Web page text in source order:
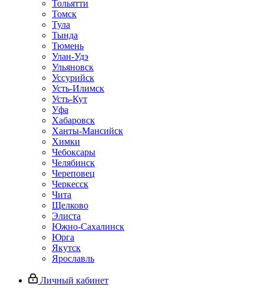
Тольятти
Томск
Тула
Тында
Тюмень
Улан-Удэ
Ульяновск
Уссурийск
Усть-Илимск
Усть-Кут
Уфа
Хабаровск
Ханты-Мансийск
Химки
Чебоксары
Челябинск
Череповец
Черкесск
Чита
Щелково
Элиста
Южно-Сахалинск
Юрга
Якутск
Ярославль
Личный кабинет